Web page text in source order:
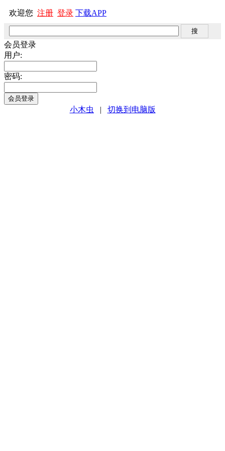
欢迎您 注册 登录 下载APP
会员登录
用户:
密码:
小木虫 | 切换到电脑版